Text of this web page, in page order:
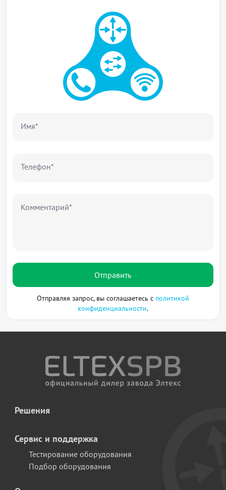
Имя*
Телефон*
Комментарий*
Отправить
Отправляя запрос, вы соглашаетесь с политикой
конфиденциальности.
Решения
Сервис и поддержка
Тестирование оборудования
Подбор оборудования